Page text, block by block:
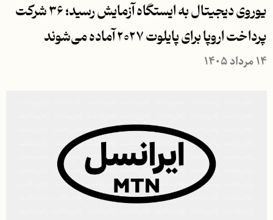
یوروی دیجیتال به ایستگاه آزمایش رسید؛ ۳۶ شرکت
پرداخت اروپا برای پایلوت ۲۰۲۷ آماده می‌شوند
۱۴ مرداد ۱۴۰۵